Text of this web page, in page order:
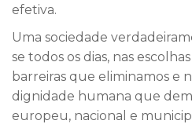
efetiva.
Uma sociedade
se todos os dias, nas
barreiras que eliminamos e
dignidade humana que
europeu, nacional e